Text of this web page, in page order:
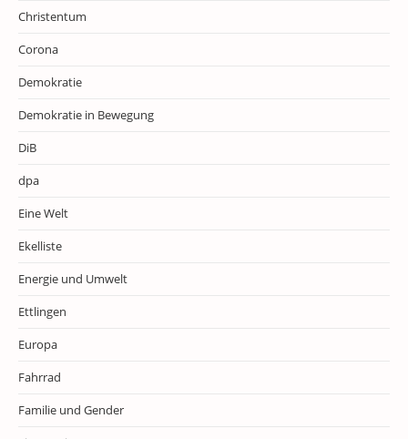
Christentum
Corona
Demokratie
Demokratie in Bewegung
DiB
dpa
Eine Welt
Ekelliste
Energie und Umwelt
Ettlingen
Europa
Fahrrad
Familie und Gender